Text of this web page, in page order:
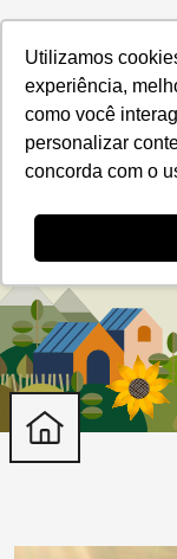
Utilizamos
experiência,
como você
personalizar
concorda com o